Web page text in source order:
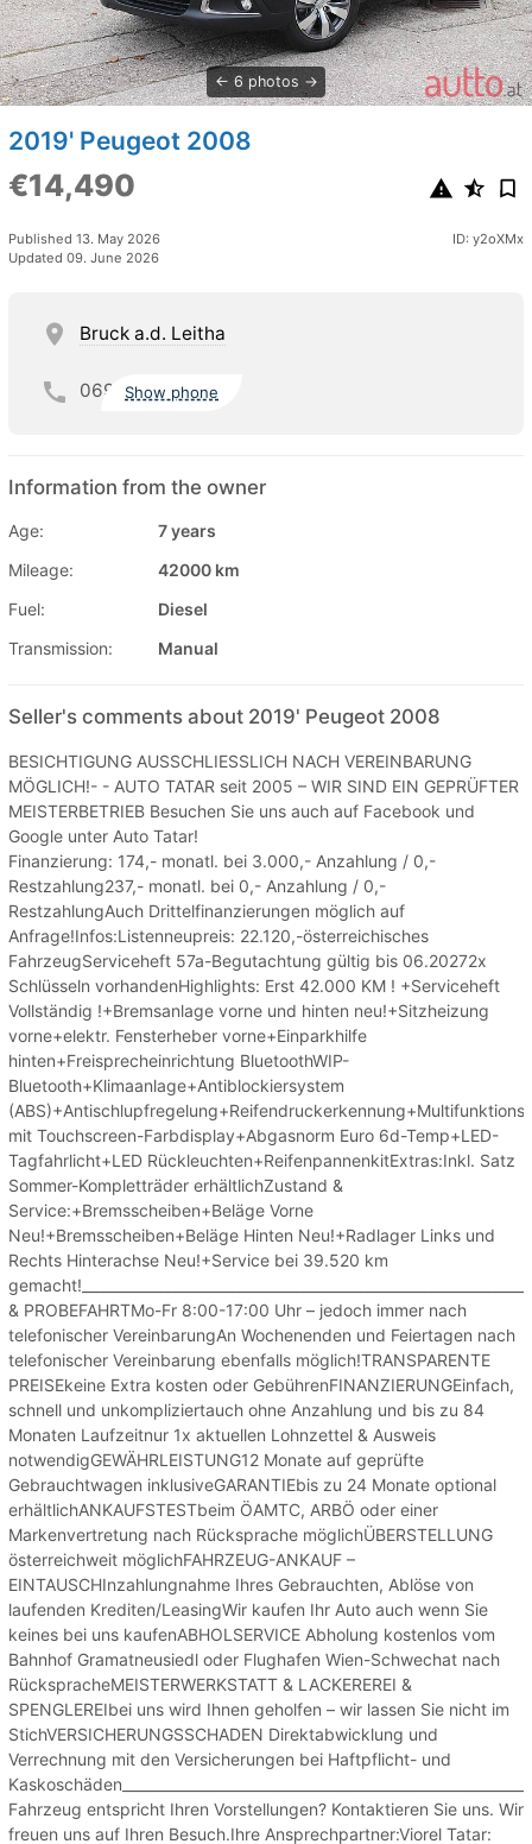
6 photos
2019' Peugeot 2008
€14,490
Published 13. May 2026
Updated 09. June 2026
ID: y2oXMx
Bruck a.d. Leitha
069 Show phone
Information from the owner
Age:
7 years
Mileage:
42000 km
Fuel:
Diesel
Transmission:
Manual
Seller's comments about 2019' Peugeot 2008
BESICHTIGUNG AUSSCHLIESSLICH NACH VEREINBARUNG
MÖGLICH!- - AUTO TATAR seit 2005 – WIR SIND EIN GEPRÜFTER
MEISTERBETRIEB Besuchen Sie uns auch auf Facebook und
Google unter Auto Tatar!
Finanzierung: 174,- monatl. bei 3.000,- Anzahlung / 0,-
Restzahlung237,- monatl. bei 0,- Anzahlung / 0,-
RestzahlungAuch Drittelfinanzierungen möglich auf
Anfrage!Infos:Listenneupreis: 22.120,-österreichisches
FahrzeugServiceheft 57a-Begutachtung gültig bis 06.20272x
Schlüsseln vorhandenHighlights: Erst 42.000 KM ! +Serviceheft
Vollständig !+Bremsanlage vorne und hinten neu!+Sitzheizung
vorne+elektr. Fensterheber vorne+Einparkhilfe
hinten+Freisprecheinrichtung BluetoothWIP-
Bluetooth+Klimaanlage+Antiblockiersystem
mit Touchscreen-Farbdisplay+Abgasnorm Euro 6d-Temp+LED-
Tagfahrlicht+LED Rückleuchten+ReifenpannenkitExtras:Inkl. Satz
Sommer-Kompletträder erhältlichZustand &
Service:+Bremsscheiben+Beläge Vorne
Neu!+Bremsscheiben+Beläge Hinten Neu!+Radlager Links und
Rechts Hinterachse Neu!+Service bei 39.520 km
& PROBEFAHRTMo-Fr 8:00-17:00 Uhr – jedoch immer nach
telefonischer VereinbarungAn Wochenenden und Feiertagen nach
telefonischer Vereinbarung ebenfalls möglich!TRANSPARENTE
PREISEkeine Extra kosten oder GebührenFINANZIERUNGEinfach,
schnell und unkompliziertauch ohne Anzahlung und bis zu 84
Monaten Laufzeitnur 1x aktuellen Lohnzettel & Ausweis
notwendigGEWÄHRLEISTUNG12 Monate auf geprüfte
Gebrauchtwagen inklusiveGARANTIEbis zu 24 Monate optional
erhältlichANKAUFSTESTbeim ÖAMTC, ARBÖ oder einer
Markenvertretung nach Rücksprache möglichÜBERSTELLUNG
österreichweit möglichFAHRZEUG-ANKAUF –
EINTAUSCHInzahlungnahme Ihres Gebrauchten, Ablöse von
laufenden Krediten/LeasingWir kaufen Ihr Auto auch wenn Sie
keines bei uns kaufenABHOLSERVICE Abholung kostenlos vom
Bahnhof Gramatneusiedl oder Flughafen Wien-Schwechat nach
RückspracheMEISTERWERKSTATT & LACKEREREI &
SPENGLEREIbei uns wird Ihnen geholfen – wir lassen Sie nicht im
StichVERSICHERUNGSSCHADEN Direktabwicklung und
Verrechnung mit den Versicherungen bei Haftpflicht- und
Fahrzeug entspricht Ihren Vorstellungen? Kontaktieren Sie uns. Wir
freuen uns auf Ihren Besuch.Ihre Ansprechpartner:Viorel Tatar: